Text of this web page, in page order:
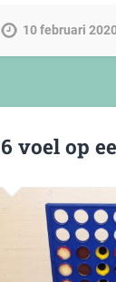
10 februari
6 voel op